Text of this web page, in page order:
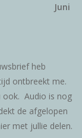
heb
ontbreekt me.
ook. Audio is nog
de afgelopen
met jullie delen.